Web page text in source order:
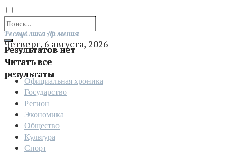
Результатов нет
Читать все
результаты
Отправить
Республика Армения
Четверг, 6 августа, 2026
Официальная хроника
Государство
Регион
Экономика
Общество
Культура
Спорт